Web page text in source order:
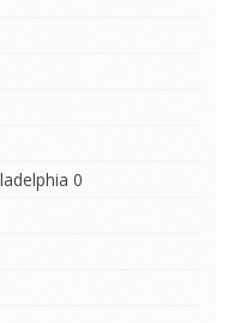
0